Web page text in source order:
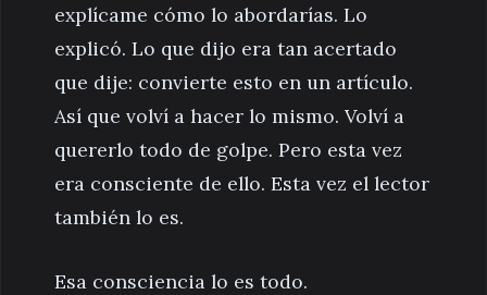
explícame cómo lo abordarías. Lo
explicó. Lo que dijo era tan acertado
que dije: convierte esto en un artículo.
Así que volví a hacer lo mismo. Volví a
quererlo todo de golpe. Pero esta vez
era consciente de ello. Esta vez el lector
también lo es.
Esa consciencia lo es todo.